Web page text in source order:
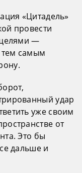
«Цитадель»
провести
целями —
тем самым
удар
уже своим
от
Это бы
дальше и